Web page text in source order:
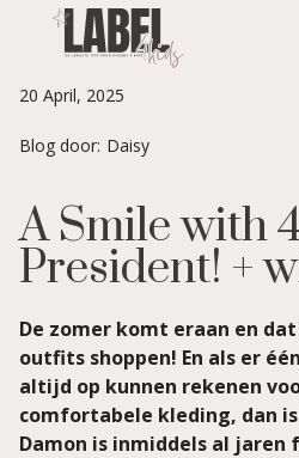
20 April, 2025
Blog door: Daisy
A Smile with
President! +
De zomer komt eraan en
outfits shoppen! En als er
altijd op kunnen rekenen
comfortabele kleding, dan
Damon is inmiddels al jaren